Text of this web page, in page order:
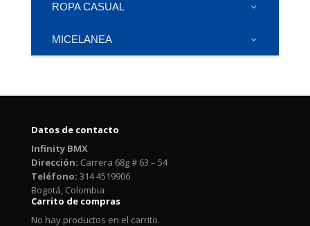
ROPA CASUAL
MICELANEA
Datos de contacto
Infinity BMX
Dirección: Carrera 68g # 63 – 54
Teléfono: 314 4519906
Bogotá, Colombia
Carrito de compras
No hay productos en el carrito.